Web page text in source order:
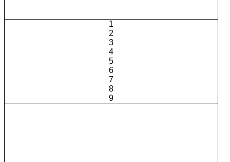
1
2
3
4
5
6
7
8
9